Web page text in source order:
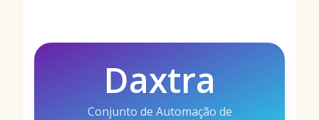
Daxtra
Conjunto de Automação de